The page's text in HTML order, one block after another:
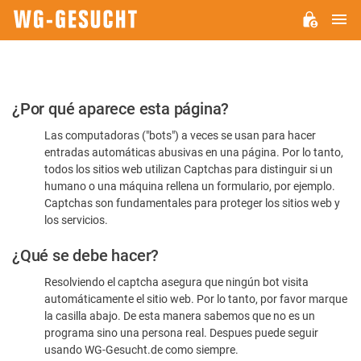
Por
favor,
confirme
humano
¿Por qué aparece esta página?
Las computadoras ("bots") a veces se usan para hacer
entradas automáticas abusivas en una página. Por lo tanto,
todos los sitios web utilizan Captchas para distinguir si un
humano o una máquina rellena un formulario, por ejemplo.
Captchas son fundamentales para proteger los sitios web y
los servicios.
¿Qué se debe hacer?
Resolviendo el captcha asegura que ningún bot visita
automáticamente el sitio web. Por lo tanto, por favor marque
la casilla abajo. De esta manera sabemos que no es un
programa sino una persona real. Despues puede seguir
usando WG-Gesucht.de como siempre.